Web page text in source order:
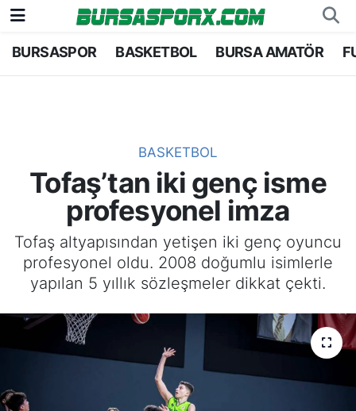
BURSASPOR BASKETBOL BURSA AMATÖR
BASKETBOL
Tofaş’tan iki genç isme
profesyonel imza
Tofaş altyapısından yetişen iki genç oyuncu
profesyonel oldu. 2008 doğumlu isimlerle
yapılan 5 yıllık sözleşmeler dikkat çekti.
Bursaspor
Bursa Amatör
Hentbol
Voleybol
Bursa Nöbetçi Eczaneler
Bursa Trafik Yoğunluk Haritası
TFF 1.Lig Puan Durumu ve Fikstür
Tüm Manşetler
Haber Arşivi